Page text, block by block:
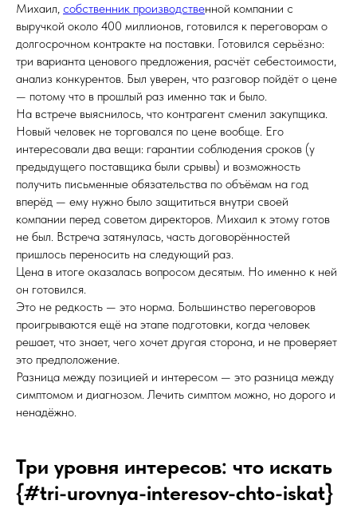
Михаил, собственник производственной компании с
выручкой около 400 миллионов, готовился к переговорам о
долгосрочном контракте на поставки. Готовился серьёзно:
три варианта ценового предложения, расчёт себестоимости,
анализ конкурентов. Был уверен, что разговор пойдёт о цене
— потому что в прошлый раз именно так и было.
На встрече выяснилось, что контрагент сменил закупщика.
Новый человек не торговался по цене вообще. Его
интересовали два вещи: гарантии соблюдения сроков (у
предыдущего поставщика были срывы) и возможность
получить письменные обязательства по объёмам на год
вперёд — ему нужно было защититься внутри своей
компании перед советом директоров. Михаил к этому готов
не был. Встреча затянулась, часть договорённостей
пришлось переносить на следующий раз.
Цена в итоге оказалась вопросом десятым. Но именно к ней
он готовился.
Это не редкость — это норма. Большинство переговоров
проигрываются ещё на этапе подготовки, когда человек
решает, что знает, чего хочет другая сторона, и не проверяет
это предположение.
Разница между позицией и интересом — это разница между
симптомом и диагнозом. Лечить симптом можно, но дорого и
ненадёжно.
Три уровня интересов: что искать
{#tri-urovnya-interesov-chto-iskat}